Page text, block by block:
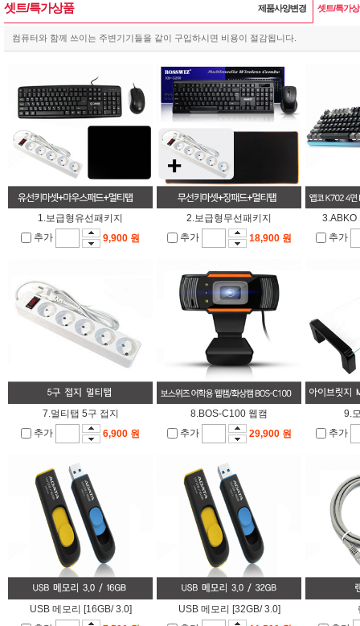
셋트/특가상품 제품사양변경 셋트/특가
컴퓨터와 함께 쓰이는 주변기기들을 같이 구입하시면 비용이 절감됩니다.
1.보급형유선패키지
추가
9,900 원
2.보급형무선패키지
추가
18,900 원
3.ABKO
추가
7.멀티탭 5구 접지
추가
6,900 원
8.BOS-C100 웹캠
추가
29,900 원
9.
추가
USB 메모리 [16GB/ 3.0]
USB 메모리 [32GB/ 3.0]